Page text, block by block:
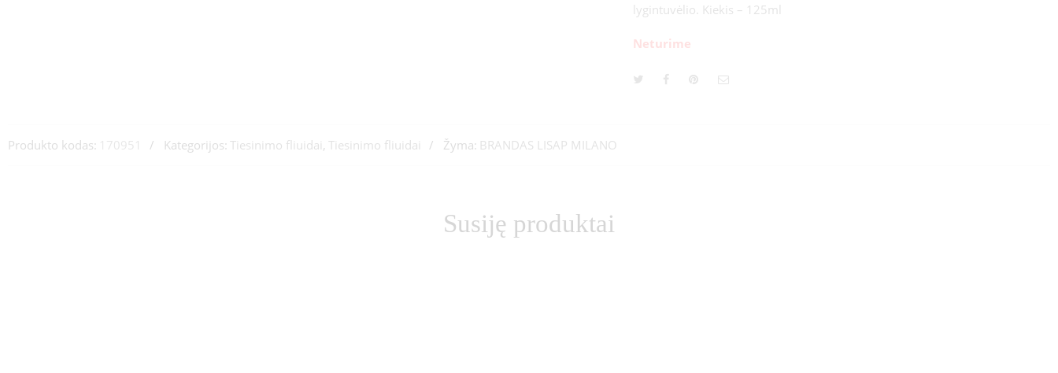
lygintuvėlio. Kiekis – 125ml
Neturime
Produkto kodas: 170951 Kategorijos: Tiesinimo fliuidai , Tiesinimo fliuidai Žyma: BRANDAS LISAP MILANO
Susiję produktai